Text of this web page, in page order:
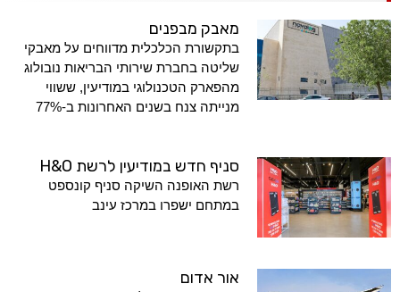
מאבק מבפנים
בתקשורת הכלכלית מדווחים על מאבקי
שליטה בחברת שירותי הבריאות נובולוג
מהפארק הטכנולוגי במודיעין, ששווי
מנייתה צנח בשנים האחרונות ב-77%
סניף חדש במודיעין לרשת H&O
רשת האופנה השיקה סניף קונספט
במתחם ישפרו במרכז עינב
אור אדום